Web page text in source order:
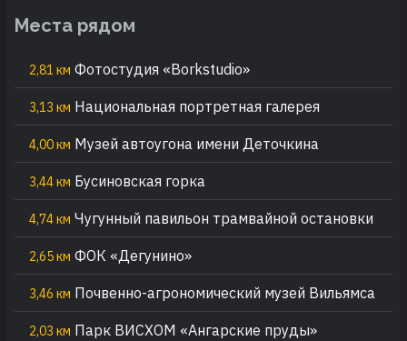
Места рядом
2,81 км Фотостудия «Borkstudio»
3,13 км Национальная портретная галерея
4,00 км Музей автоугона имени Деточкина
3,44 км Бусиновская горка
4,74 км Чугунный павильон трамвайной остановки
2,65 км ФОК «Дегунино»
3,46 км Почвенно-агрономический музей Вильямса
2,03 км Парк ВИСХОМ «Ангарские пруды»